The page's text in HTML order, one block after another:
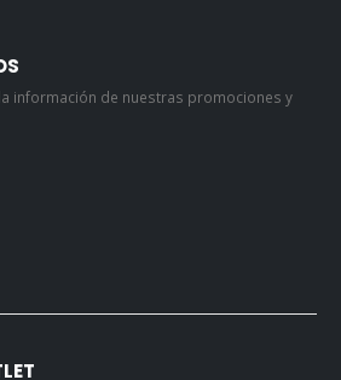
información de nuestras promociones y